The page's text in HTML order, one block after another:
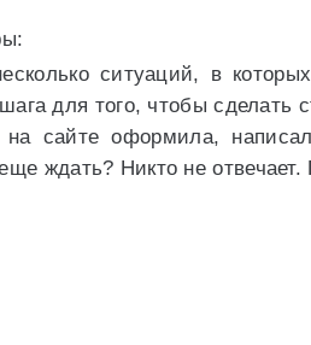
ситуаций, в
для того, чтобы сделать
на сайте оформила,
ждать? Никто не